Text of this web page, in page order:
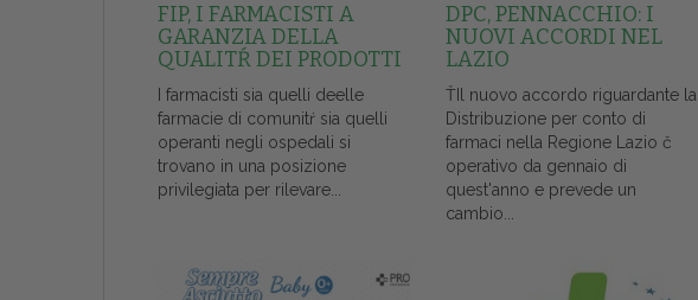
FIP, I FARMACISTI A
GARANZIA DELLA
QUALITŔ DEI PRODOTTI
I farmacisti sia quelli deelle
farmacie di comunitŕ sia quelli
operanti negli ospedali si
trovano in una posizione
privilegiata per rilevare...
DPC, PENNACCHIO: I
NUOVI ACCORDI NEL
LAZIO
ŤIl nuovo accordo riguardante la
Distribuzione per conto di
farmaci nella Regione Lazio č
operativo da gennaio di
quest'anno e prevede un
cambio...